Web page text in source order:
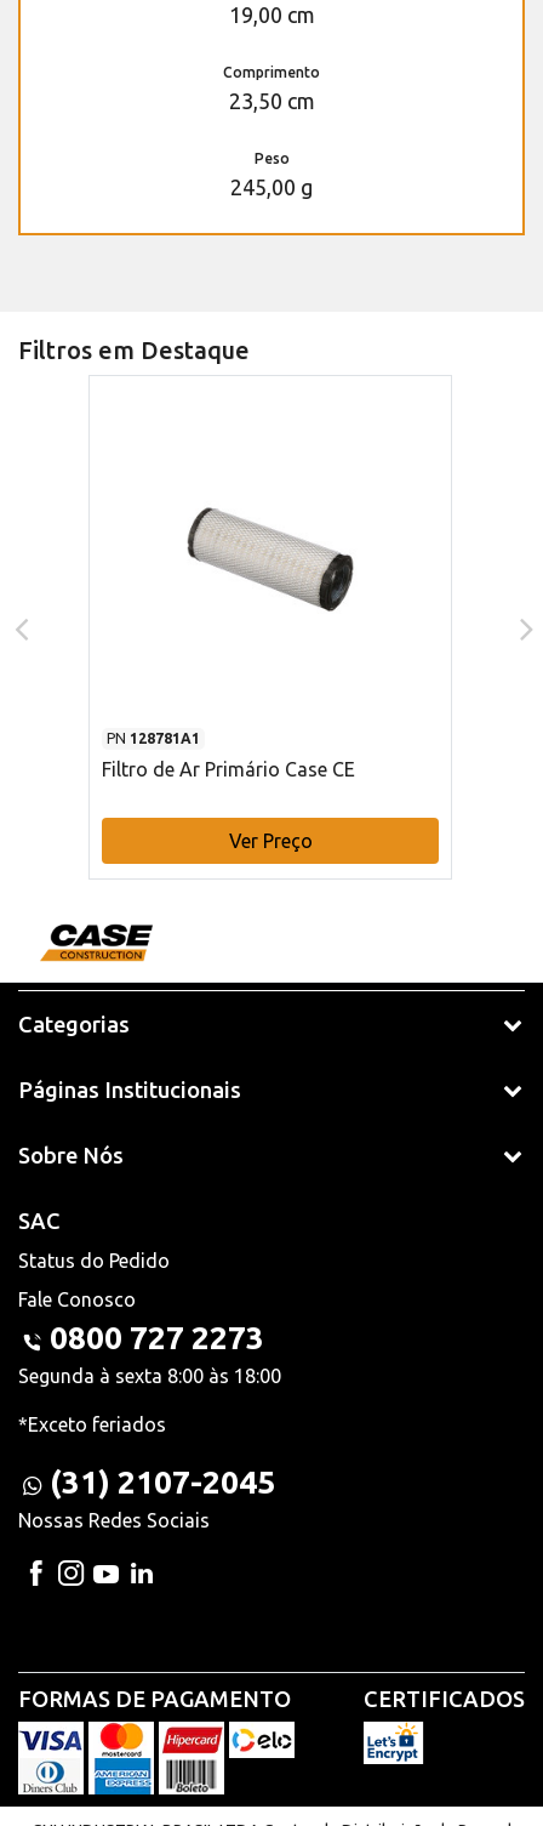
19,00 cm
Comprimento
23,50 cm
Peso
245,00 g
Filtros em Destaque
PN 128781A1
Filtro de Ar Primário Case CE
Ver Preço
Categorias
Páginas Institucionais
Sobre Nós
SAC
Status do Pedido
Fale Conosco
0800 727 2273
Segunda à sexta 8:00 às 18:00
*Exceto feriados
(31) 2107-2045
Nossas Redes Sociais
FORMAS DE PAGAMENTO CERTIFICADOS